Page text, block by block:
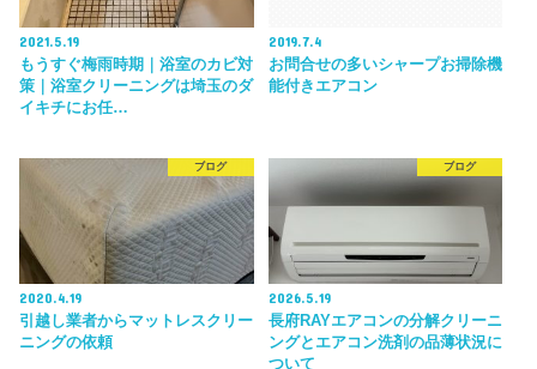
2021.5.19
もうすぐ梅雨時期｜浴室のカビ対
策｜浴室クリーニングは埼玉のダ
イキチにお任…
2019.7.4
お問合せの多いシャープお掃除機
能付きエアコン
ブログ
2020.4.19
引越し業者からマットレスクリー
ニングの依頼
ブログ
2026.5.19
長府RAYエアコンの分解クリーニ
ングとエアコン洗剤の品薄状況に
ついて